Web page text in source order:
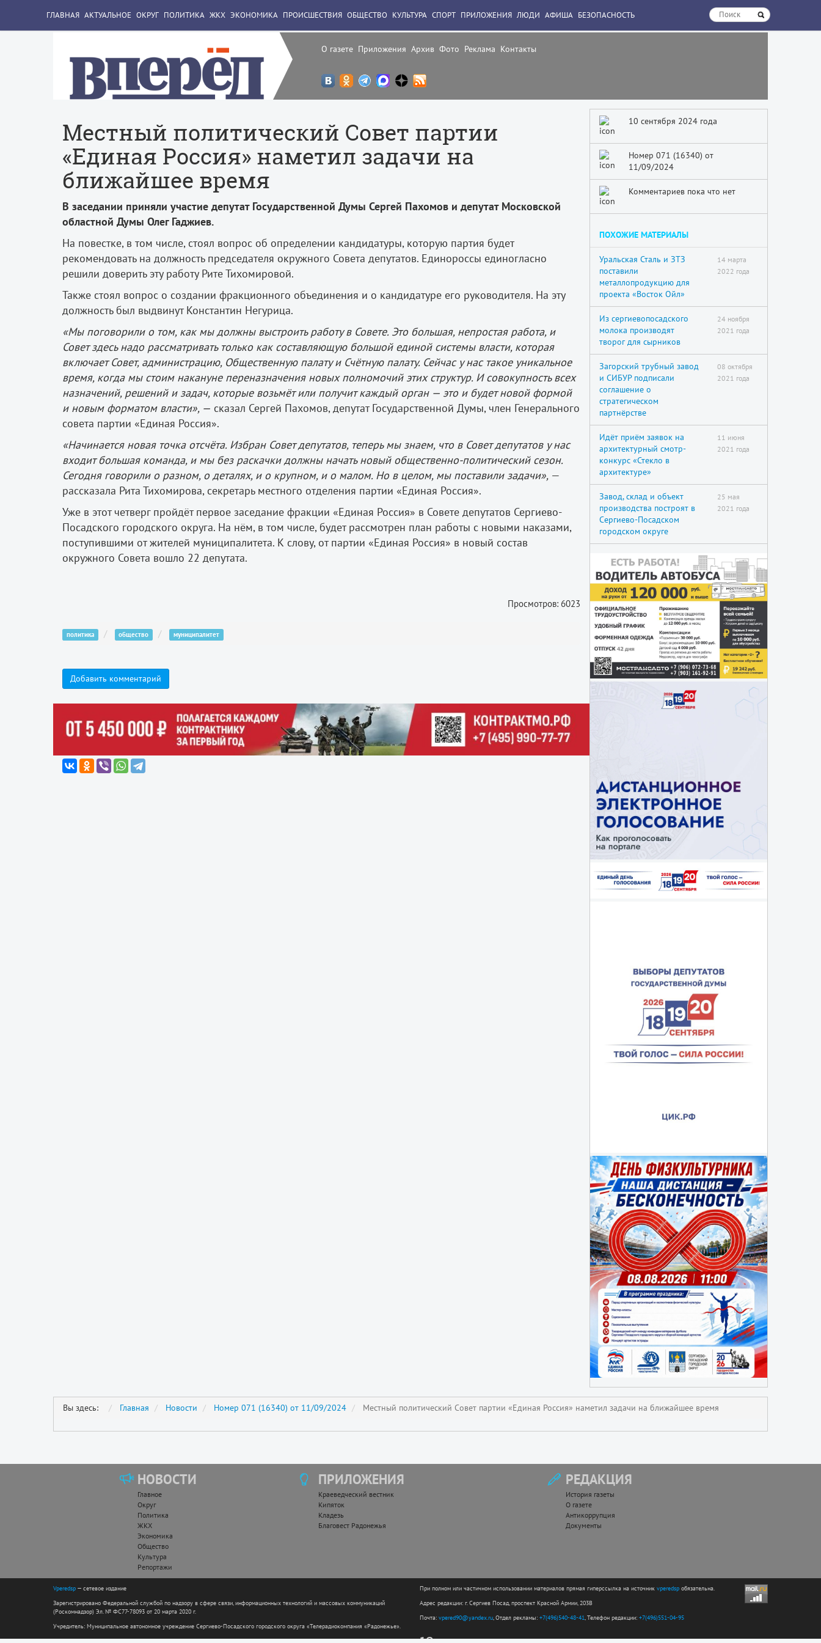
О газете Приложения Архив Фото Реклама Контакты
ГЛАВНАЯ АКТУАЛЬНОЕ ОКРУГ ПОЛИТИКА ЖКХ ЭКОНОМИКА ПРОИСШЕСТВИЯ ОБЩЕСТВО КУЛЬТУРА СПОРТ ПРИЛОЖЕНИЯ ЛЮДИ АФИША БЕЗОПАСНОСТЬ
Местный политический Совет партии
«Единая Россия» наметил задачи на
ближайшее время
В заседании приняли участие депутат Государственной Думы Сергей Пахомов и депутат Московской
областной Думы Олег Гаджиев.
На повестке, в том числе, стоял вопрос об определении кандидатуры, которую партия будет
рекомендовать на должность председателя окружного Совета депутатов. Единороссы единогласно
решили доверить эту работу Рите Тихомировой.
Также стоял вопрос о создании фракционного объединения и о кандидатуре его руководителя. На эту
должность был выдвинут Константин Негурица.
«Мы поговорили о том, как мы должны выстроить работу в Совете. Это большая, непростая работа, и
Совет здесь надо рассматривать только как составляющую большой единой системы власти, которая
включает Совет, администрацию, Общественную палату и Счётную палату. Сейчас у нас такое уникальное
время, когда мы стоим накануне переназначения новых полномочий этих структур. И совокупность всех
назначений, решений и задач, которые возьмёт или получит каждый орган — это и будет новой формой
и новым форматом власти», — сказал Сергей Пахомов, депутат Государственной Думы, член Генерального
совета партии «Единая Россия».
«Начинается новая точка отсчёта. Избран Совет депутатов, теперь мы знаем, что в Совет депутатов у нас
входит большая команда, и мы без раскачки должны начать новый общественно-политический сезон.
Сегодня говорили о разном, о деталях, и о крупном, и о малом. Но в целом, мы поставили задачи», —
рассказала Рита Тихомирова, секретарь местного отделения партии «Единая Россия».
Уже в этот четверг пройдёт первое заседание фракции «Единая Россия» в Совете депутатов Сергиево-
Посадского городского округа. На нём, в том числе, будет рассмотрен план работы с новыми наказами,
поступившими от жителей муниципалитета. К слову, от партии «Единая Россия» в новый состав
окружного Совета вошло 22 депутата.
Просмотров: 6023
политика общество муниципалитет
Добавить комментарий
10 сентября 2024 года
Номер 071 (16340) от
11/09/2024
Комментариев пока что нет
ПОХОЖИЕ МАТЕРИАЛЫ
Уральская Сталь и ЗТЗ
поставили
металлопродукцию для
проекта «Восток Ойл»
14 марта
2022 года
Из сергиевопосадского
молока производят
творог для сырников
24 ноября
2021 года
Загорский трубный завод
и СИБУР подписали
соглашение о
стратегическом
партнёрстве
08 октября
2021 года
Идёт приём заявок на
архитектурный смотр-
конкурс «Стекло в
архитектуре»
11 июня
2021 года
Завод, склад и объект
производства построят в
Сергиево-Посадском
городском округе
25 мая
2021 года
Вы здесь: Главная Новости Номер 071 (16340) от 11/09/2024 Местный политический Совет партии «Единая Россия» наметил задачи на ближайшее время
НОВОСТИ
Главное
Округ
Политика
ЖКХ
Экономика
Общество
Культура
Репортажи
ПРИЛОЖЕНИЯ
Краеведческий вестник
Кипяток
Кладезь
Благовест Радонежья
РЕДАКЦИЯ
История газеты
О газете
Антикоррупция
Документы
Vperedsp — сетевое издание
Зарегистрировано Федеральной службой по надзору в сфере связи, информационных технологий и массовых коммуникаций
(Роскомнадзор) Эл. № ФС77-78093 от 20 марта 2020 г.
Учредитель: Муниципальное автономное учреждение Сергиево-Посадского городского округа «Телерадиокомпания «Радонежье».
Директор: Андреева Н.Н. Гл. редактор: Николаева Е.С.
При полном или частичном использовании материалов прямая гиперссылка на источник vperedsp обязательна.
Адрес редакции: г. Сергиев Посад, проспект Красной Армии, 203В
Почта: vpered90@yandex.ru, Отдел рекламы: +7(496)540-48-41, Телефон редакции: +7(496)551-04-95